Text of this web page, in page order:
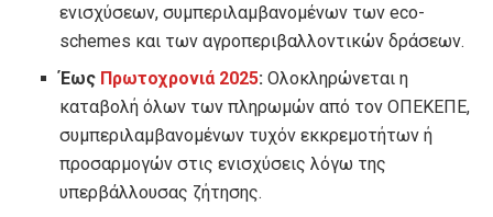
ενισχύσεων, συμπεριλαμβανομένων των eco-
schemes και των αγροπεριβαλλοντικών δράσεων.
Έως Πρωτοχρονιά 2025: Ολοκληρώνεται η
καταβολή όλων των πληρωμών από τον ΟΠΕΚΕΠΕ,
συμπεριλαμβανομένων τυχόν εκκρεμοτήτων ή
προσαρμογών στις ενισχύσεις λόγω της
υπερβάλλουσας ζήτησης.